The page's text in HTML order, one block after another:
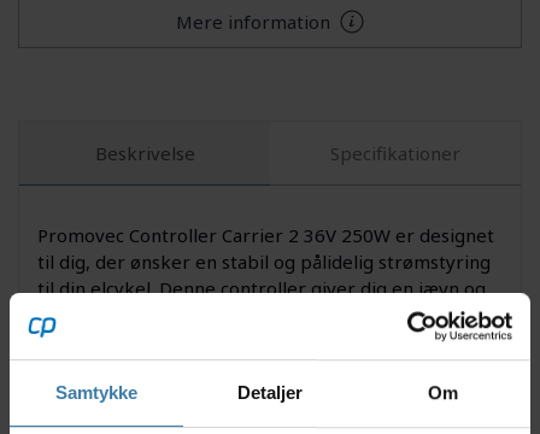
Samtykke Detaljer Om
Mere information
Beskrivelse Specifikationer
Promovec Controller Carrier 2 36V 250W er designet
til dig, der ønsker en stabil og pålidelig strømstyring
til din elcykel. Denne controller giver dig en jævn og
effektiv køreoplevelse med optimal udnyttelse af
batteriets kapacitet. Med sit robuste design og
avancerede teknologi sikrer Promovec Controller
Carrier 2 både varig driftssikkerhed og høj ydeevne
på dine cykelture.